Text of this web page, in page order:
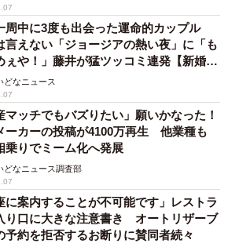
周中に3度も出会った運命的カップル
言えない「ジョージアの熱い夜」に「も
ぇや！」藤井が猛ツッコミ連発【新婚さ
どなニュース
マッチでもバズりたい」願いかなった！
ーカーの投稿が4100万再生 他業種も
乗りでミーム化へ発展
どなニュース調査部
に案内することが不可能です」レストラ
り口に大きな注意書き オートリザーブ
予約を拒否するお断りに賛同者続々